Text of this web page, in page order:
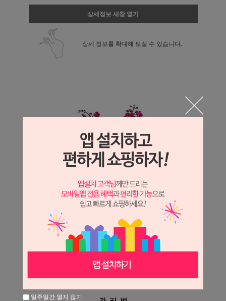
상세정보 새창 열기
상세 정보를 확대해 보실 수 있습니다.
일주일간 열지 않기